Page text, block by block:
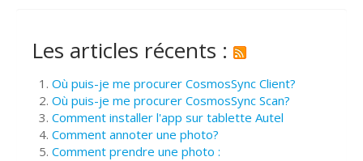
Les articles récents :
Où puis-je me procurer CosmosSync Client?
Où puis-je me procurer CosmosSync Scan?
Comment installer l'app sur tablette Autel
Comment annoter une photo?
Comment prendre une photo :